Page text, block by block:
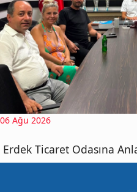
06 Ağu 2026
Erdek Ticaret Odasına